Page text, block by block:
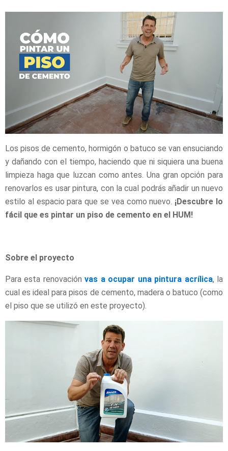
Los pisos de cemento, hormigón o batuco se van ensuciando
y dañando con el tiempo, haciendo que ni siquiera una buena
limpieza haga que luzcan como antes. Una gran opción para
renovarlos es usar pintura, con la cual podrás añadir un nuevo
estilo al espacio para que se vea como nuevo. ¡Descubre lo
fácil que es pintar un piso de cemento en el HUM!
Sobre el proyecto
Para esta renovaciónvas a ocupar una pintura acrílica, la
cual es ideal para pisos de cemento, madera o batuco (como
el piso que se utilizó en este proyecto).